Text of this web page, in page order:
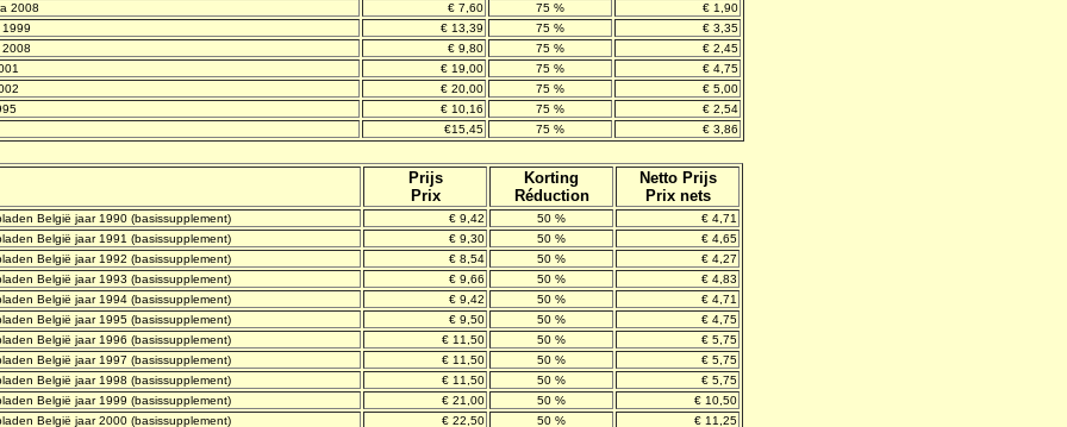
2008
€ 7,60 75 %
€ 1,90
€ 13,39 75 %
€ 3,35
€ 9,80 75 %
€ 2,45
€ 19,00 75 %
€ 4,75
€ 20,00 75 %
€ 5,00
€ 10,16 75 %
€ 2,54
€15,45 75 % € 3,86
Prijs
Prix
Korting
Réduction
Netto Prijs
Prix nets
België jaar 1990 (basissupplement) € 9,42 50 %
€ 4,71
België jaar 1991 (basissupplement)
€ 9,30 50 %
€ 4,65
België jaar 1992 (basissupplement)
€ 8,54 50 %
€ 4,27
België jaar 1993 (basissupplement)
€ 9,66 50 %
€ 4,83
België jaar 1994 (basissupplement)
€ 9,42 50 %
€ 4,71
België jaar 1995 (basissupplement)
€ 9,50 50 %
€ 4,75
België jaar 1996 (basissupplement)
€ 11,50 50 %
€ 5,75
België jaar 1997 (basissupplement)
€ 11,50 50 %
€ 5,75
België jaar 1998 (basissupplement)
€ 11,50 50 %
€ 5,75
België jaar 1999 (basissupplement)
€ 21,00 50 %
€ 10,50
België jaar 2000 (basissupplement)
€ 22,50 50 %
€ 11,25